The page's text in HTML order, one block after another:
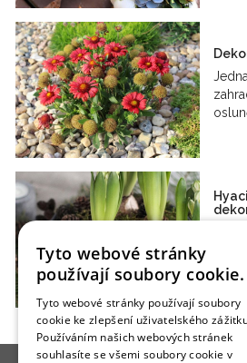
Tyto webové stránky
používají soubory cookie.
Tyto webové stránky používají soubory
cookie ke zlepšení uživatelského
Používáním našich webových stránek
souhlasíte se všemi soubory cookie v